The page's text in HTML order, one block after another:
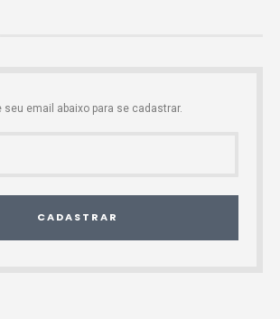
seu email abaixo para se cadastrar.
CADASTRAR